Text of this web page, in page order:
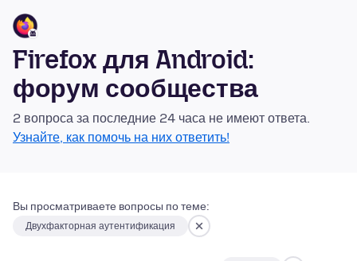
Firefox для Android:
форум сообщества
2 вопроса за последние 24 часа не имеют ответа.
Узнайте, как помочь на них ответить!
Вы просматриваете вопросы по теме:
Двухфакторная аутентификация